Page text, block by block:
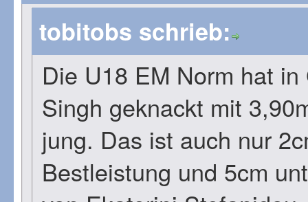
tobitobs schrieb:
Die U18 EM Norm hat
Singh geknackt mit
jung. Das ist auch nur
Bestleistung und 5cm